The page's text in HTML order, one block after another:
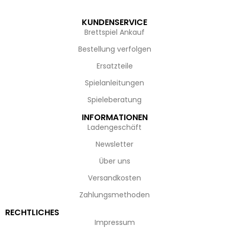
KUNDENSERVICE
Brettspiel Ankauf
Bestellung verfolgen
Ersatzteile
Spielanleitungen
Spieleberatung
INFORMATIONEN
Ladengeschäft
Newsletter
Über uns
Versandkosten
Zahlungsmethoden
RECHTLICHES
Impressum